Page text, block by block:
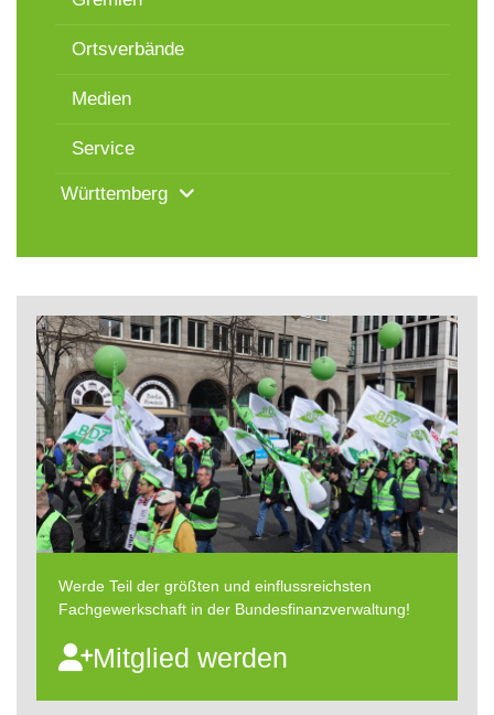
Ortsverbände
Medien
Service
Württemberg
Werde Teil der größten und einflussreichsten
Fachgewerkschaft in der Bundesfinanzverwaltung!
Mitglied werden